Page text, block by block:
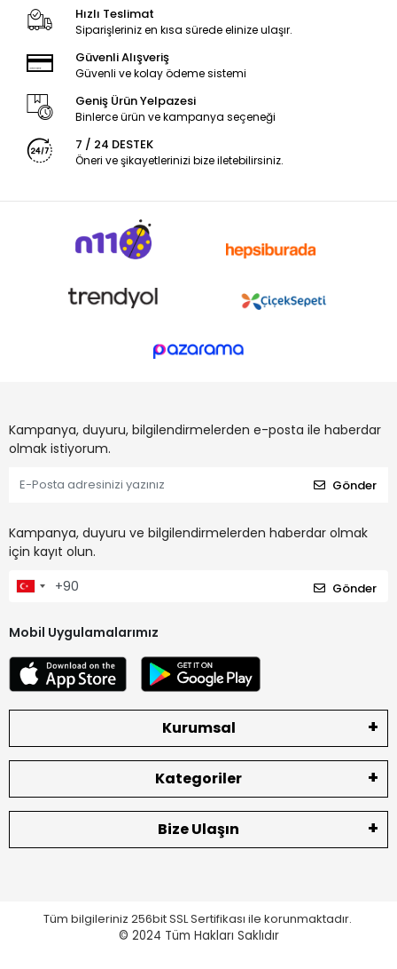
Hızlı Teslimat
Siparişleriniz en kısa sürede elinize ulaşır.
Güvenli Alışveriş
Güvenli ve kolay ödeme sistemi
Geniş Ürün Yelpazesi
Binlerce ürün ve kampanya seçeneği
7 / 24 DESTEK
Öneri ve şikayetlerinizi bize iletebilirsiniz.
Kampanya, duyuru, bilgilendirmelerden e-posta ile haberdar
olmak istiyorum.
Gönder
Kampanya, duyuru ve bilgilendirmelerden haberdar olmak
için kayıt olun.
Gönder
Mobil Uygulamalarımız
Kurumsal
Kategoriler
Bize Ulaşın
Tüm bilgileriniz 256bit SSL Sertifikası ile korunmaktadır.
© 2024 Tüm Hakları Saklıdır